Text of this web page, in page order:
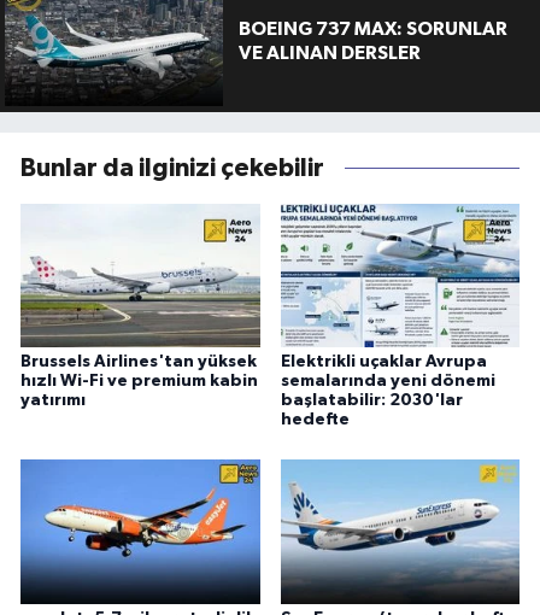
BOEING 737 MAX: SORUNLAR
VE ALINAN DERSLER
Bunlar da ilginizi çekebilir
Brussels Airlines'tan yüksek
hızlı Wi-Fi ve premium kabin
yatırımı
Elektrikli uçaklar Avrupa
semalarında yeni dönemi
başlatabilir: 2030'lar
hedefte